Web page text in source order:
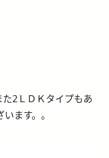
2ＬＤＫタイプもあ
ます。。